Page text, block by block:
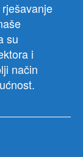
su
i
način